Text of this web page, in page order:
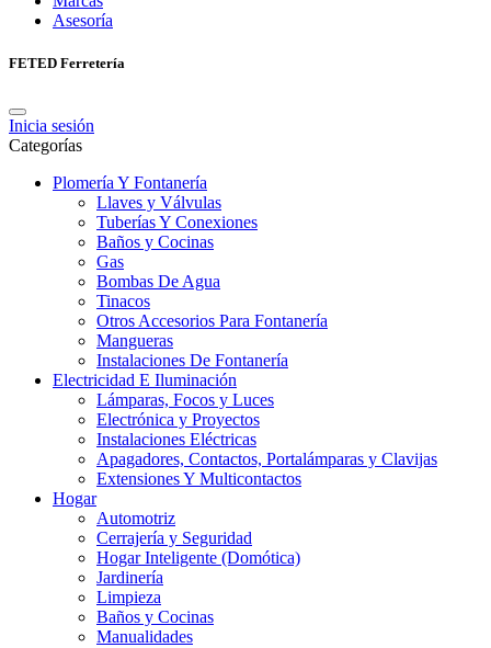
Asesoría
FETED Ferretería
Inicia sesión
Categorías
Plomería Y Fontanería
Llaves y Válvulas
Tuberías Y Conexiones
Baños y Cocinas
Gas
Bombas De Agua
Tinacos
Otros Accesorios Para Fontanería
Mangueras
Instalaciones De Fontanería
Electricidad E Iluminación
Lámparas, Focos y Luces
Electrónica y Proyectos
Instalaciones Eléctricas
Apagadores, Contactos, Portalámparas y Clavijas
Extensiones Y Multicontactos
Hogar
Automotriz
Cerrajería y Seguridad
Hogar Inteligente (Domótica)
Jardinería
Limpieza
Baños y Cocinas
Manualidades